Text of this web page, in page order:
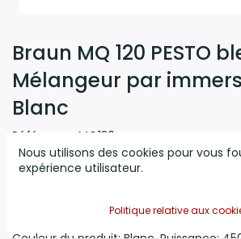
Braun MQ 120 PESTO
Mélangeur par
Blanc
Référence: MQ120
(0 avis)
rotation (max): 12500 tr/min, Capacité
d'alimentation: 600 L. Type: Mélangeur
Nous utilisons des cookies pour vous
expérience utilisateur.
Politique relative aux